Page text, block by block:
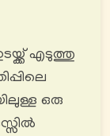
എടുത്തു
ഒരു